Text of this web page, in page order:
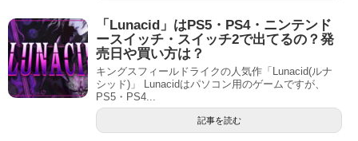
「Lunacid」はPS5・PS4・ニンテンド
ースイッチ・スイッチ2で出てるの？発
売日や買い方は？
キングスフィールドライクの人気作「Lunacid(ルナ
シッド)」 Lunacidはパソコン用のゲームですが、
PS5・PS4...
記事を読む